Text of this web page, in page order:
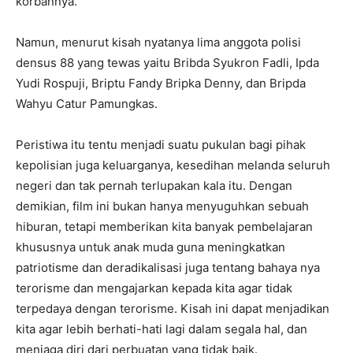
Namun, menurut kisah nyatanya lima anggota polisi
densus 88 yang tewas yaitu Bribda Syukron Fadli, Ipda
Yudi Rospuji, Briptu Fandy Bripka Denny, dan Bripda
Wahyu Catur Pamungkas.
Peristiwa itu tentu menjadi suatu pukulan bagi pihak
kepolisian juga keluarganya, kesedihan melanda seluruh
negeri dan tak pernah terlupakan kala itu. Dengan
demikian, film ini bukan hanya menyuguhkan sebuah
hiburan, tetapi memberikan kita banyak pembelajaran
khususnya untuk anak muda guna meningkatkan
patriotisme dan deradikalisasi juga tentang bahaya nya
terorisme dan mengajarkan kepada kita agar tidak
terpedaya dengan terorisme. Kisah ini dapat menjadikan
kita agar lebih berhati-hati lagi dalam segala hal, dan
menjaga diri dari perbuatan yang tidak baik.